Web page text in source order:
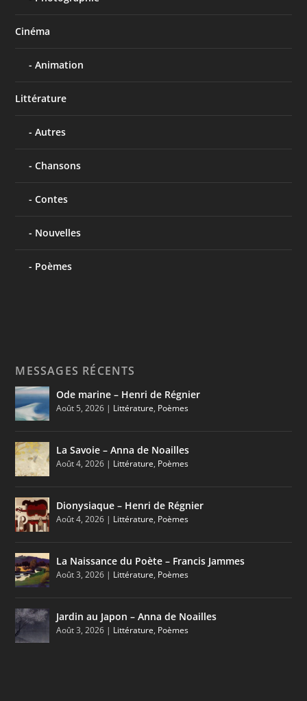
Cinéma
Animation
Littérature
Autres
Chansons
Contes
Nouvelles
Poèmes
MESSAGES RÉCENTS
Ode marine – Henri de Régnier
Août 5, 2026 | Littérature, Poèmes
La Savoie – Anna de Noailles
Août 4, 2026 | Littérature, Poèmes
Dionysiaque – Henri de Régnier
Août 4, 2026 | Littérature, Poèmes
La Naissance du Poète – Francis Jammes
Août 3, 2026 | Littérature, Poèmes
Jardin au Japon – Anna de Noailles
Août 3, 2026 | Littérature, Poèmes